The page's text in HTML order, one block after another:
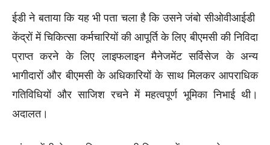
ईडी ने बताया कि यह भी पता चला है कि उसने जंबो सीओवीआईडी ​​
केंद्रों में चिकित्सा कर्मचारियों की आपूर्ति के लिए बीएमसी की निविदा
प्राप्त करने के लिए लाइफलाइन मैनेजमेंट सर्विसेज के अन्य
भागीदारों और बीएमसी के अधिकारियों के साथ मिलकर आपराधिक
गतिविधियों और साजिश रचने में महत्वपूर्ण भूमिका निभाई थी।
अदालत।